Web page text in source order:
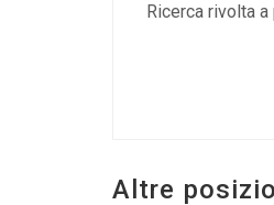
Ricerca rivolta
Altre